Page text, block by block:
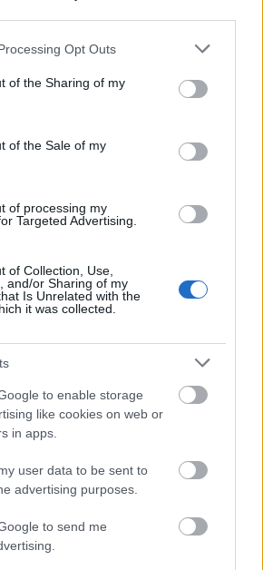
website/app uses one or more Google
or usage behaviour. You may click to
to Google and its third-party tags to
specified purposes in below Google
Opt Outs
of the Sharing of my
of the Sale of my
of processing my
Targeted Advertising.
of Collection, Use,
and/or Sharing of my
Is Unrelated with the
it was collected.
to enable storage
like cookies on web or
in apps.
user data to be sent to
advertising purposes.
to send me
τη στιγμή
το δημογραφικό μας μέλλον
Τι γίνεται όταν ο
τα καθαρίσει - Πώς κινούνται
πληρώνει τον λογαριασμό
Hugging Face σηματοδοτεί την
εποχής
με AI